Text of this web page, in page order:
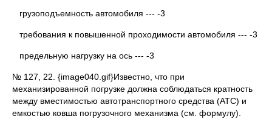
грузоподъемность автомобиля --- -3
требования к повышенной проходимости автомобиля --- -3
предельную нагрузку на ось --- -3
№ 127, 22. {image040.gif}Известно, что при
механизированной погрузке должна соблюдаться кратность
между вместимостью автотранспортного средства (АТС) и
емкостью ковша погрузочного механизма (см. формулу).